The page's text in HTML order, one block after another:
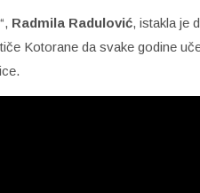
Radmila Radulović, istakla je
Kotorane da svake godine